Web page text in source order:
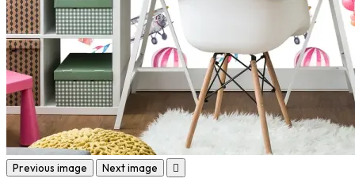
Previous image Next image 